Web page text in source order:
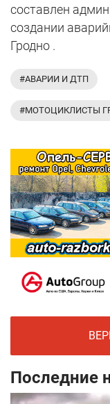
составлен
создании
Гродно .
#АВАРИИ И ДТП
#МОТОЦИКЛИСТЫ
Последние